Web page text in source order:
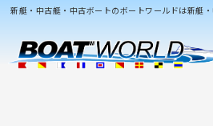
新艇・中古艇・中古ボートのボートワールドは新艇